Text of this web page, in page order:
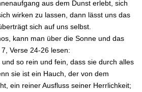
aus dem Dunst erlebt, sich
wirken zu lassen, dann lässt uns das
sich auf uns selbst.
kann man über die Sonne und das
Verse 24-26 lesen:
so rein und fein, dass sie durch alles
sie ist ein Hauch, der von dem
ein reiner Ausfluss seiner Herrlichkeit;